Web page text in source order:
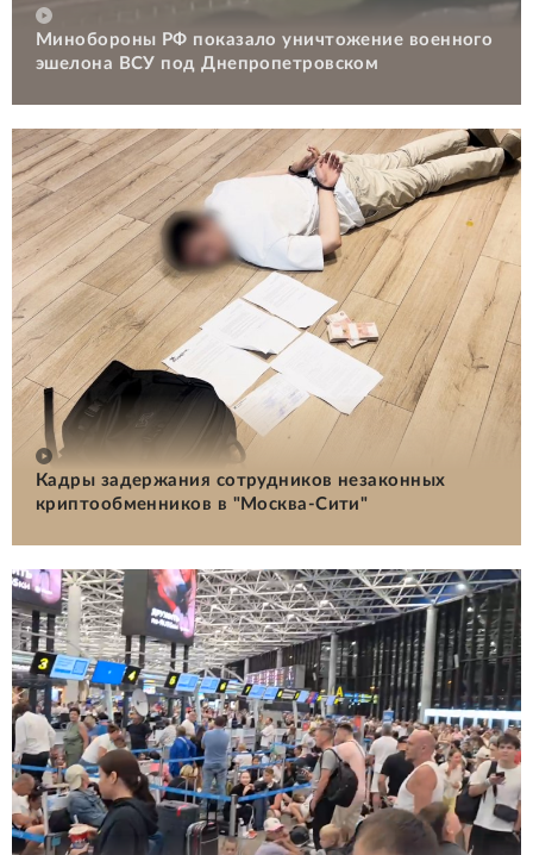
Минобороны РФ показало уничтожение военного
эшелона ВСУ под Днепропетровском
Кадры задержания сотрудников незаконных
криптообменников в "Москва-Сити"